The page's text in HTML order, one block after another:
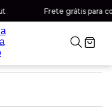
Frete grátis para